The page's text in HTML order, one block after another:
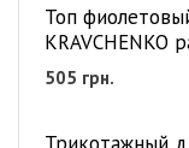
Топ
KRAVCHENKO
505 грн.